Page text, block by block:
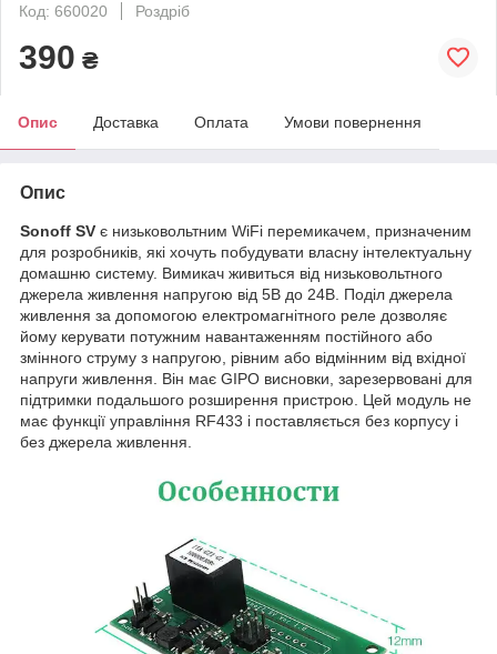
Код: 660020
Роздріб
390 ₴
Опис Доставка Оплата Умови повернення
Опис
Sonoff SV є низьковольтним WiFi перемикачем, призначеним
для розробників, які хочуть побудувати власну інтелектуальну
домашню систему. Вимикач живиться від низьковольтного
джерела живлення напругою від 5В до 24В. Поділ джерела
живлення за допомогою електромагнітного реле дозволяє
йому керувати потужним навантаженням постійного або
змінного струму з напругою, рівним або відмінним від вхідної
напруги живлення. Він має GIPO висновки, зарезервовані для
підтримки подальшого розширення пристрою. Цей модуль не
має функції управління RF433 і поставляється без корпусу і
без джерела живлення.